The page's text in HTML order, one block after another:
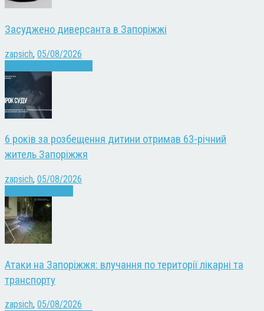
Засуджено диверсанта в Запоріжжі
zapsich, 05/08/2026
6 років за розбещення дитини отримав 63-річний
житель Запоріжжя
zapsich, 05/08/2026
Атаки на Запоріжжя: влучання по території лікарні та
транспорту
zapsich, 05/08/2026